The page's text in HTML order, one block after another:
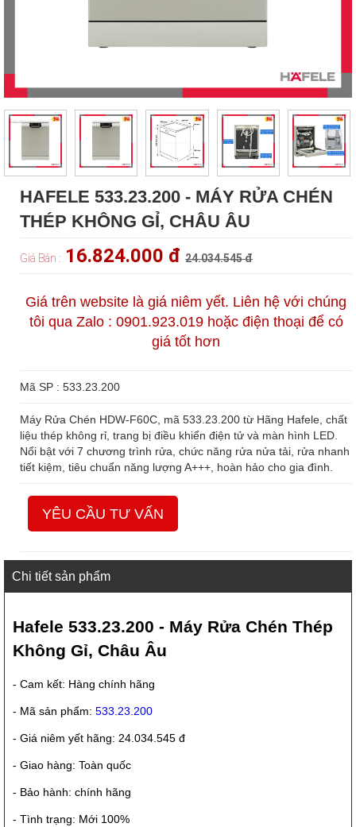
HAFELE 533.23.200 - MÁY RỬA CHÉN
THÉP KHÔNG GỈ, CHÂU ÂU
Giá Bán : 16.824.000 đ 24.034.545 đ
Giá trên website là giá niêm yết. Liên hệ với chúng
tôi qua Zalo : 0901.923.019 hoặc điện thoại để có
giá tốt hơn
Mã SP : 533.23.200
Máy Rửa Chén HDW-F60C, mã 533.23.200 từ Hãng Hafele, chất
liệu thép không rỉ, trang bị điều khiển điện tử và màn hình LED.
Nổi bật với 7 chương trình rửa, chức năng rửa nửa tải, rửa nhanh
tiết kiệm, tiêu chuẩn năng lượng A+++, hoàn hảo cho gia đình.
YÊU CẦU TƯ VẤN
Chi tiết sản phẩm
Hafele 533.23.200 - Máy Rửa Chén Thép
Không Gỉ, Châu Âu
- Cam kết: Hàng chính hãng
- Mã sản phẩm: 533.23.200
- Giá niêm yết hãng: 24.034.545 đ
- Giao hàng: Toàn quốc
- Bảo hành: chính hãng
- Tình trạng: Mới 100%